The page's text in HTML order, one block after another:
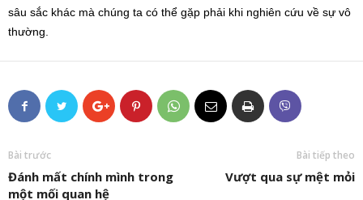
sâu sắc khác mà chúng ta có thể gặp phải khi nghiên cứu về sự vô
thường.
Bài trước
Đánh mất chính mình trong
một mối quan hệ
Bài tiếp theo
Vượt qua sự mệt mỏi